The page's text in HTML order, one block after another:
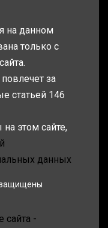
на данном
только с
за
статьей 146
этом сайте,
данных
защищены
сайта -